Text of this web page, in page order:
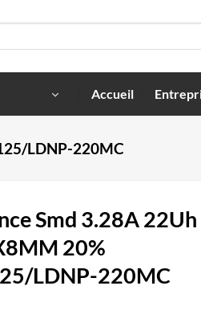
Accueil
LDNP-220MC
Smd 3.28A 22Uh
20%
LDNP-220MC